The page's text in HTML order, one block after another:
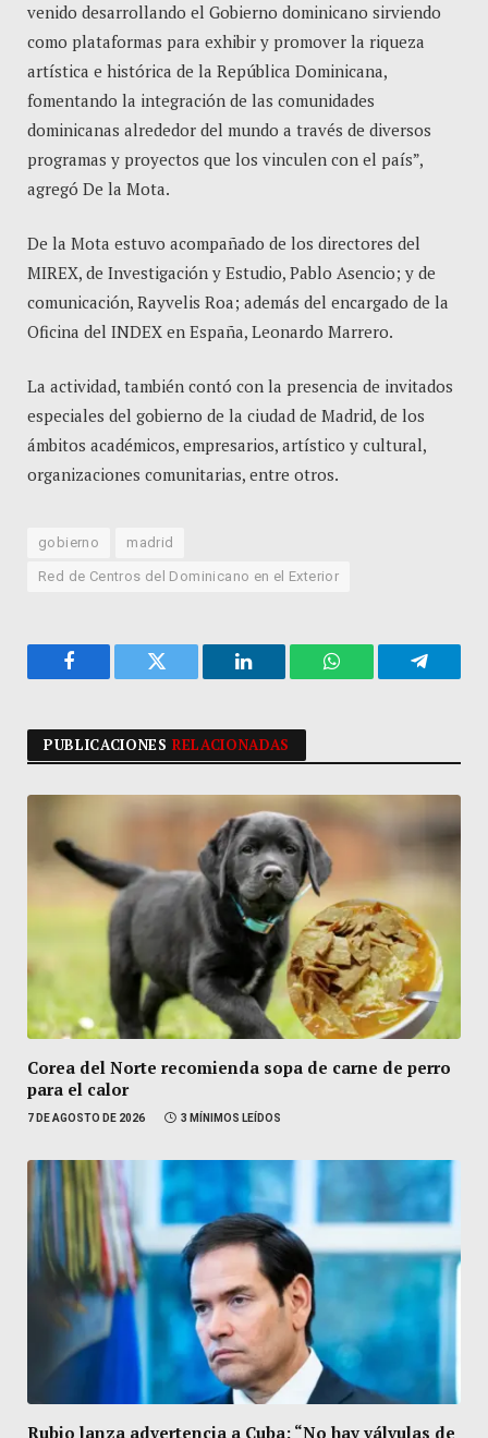
venido desarrollando el Gobierno dominicano sirviendo
como plataformas para exhibir y promover la riqueza
artística e histórica de la República Dominicana,
fomentando la integración de las comunidades
dominicanas alrededor del mundo a través de diversos
programas y proyectos que los vinculen con el país”,
agregó De la Mota.
De la Mota estuvo acompañado de los directores del
MIREX, de Investigación y Estudio, Pablo Asencio; y de
comunicación, Rayvelis Roa; además del encargado de la
Oficina del INDEX en España, Leonardo Marrero.
La actividad, también contó con la presencia de invitados
especiales del gobierno de la ciudad de Madrid, de los
ámbitos académicos, empresarios, artístico y cultural,
organizaciones comunitarias, entre otros.
gobierno madrid
Red de Centros del Dominicano en el Exterior
Facebook Twitter LinkedIn WhatsApp
PUBLICACIONESRELACIONADAS
Corea del Norte recomienda sopa de carne de perro
para el calor
7 DE AGOSTO DE 2026 3 MÍNIMOS LEÍDOS
Rubio lanza advertencia a Cuba: “No hay válvulas de